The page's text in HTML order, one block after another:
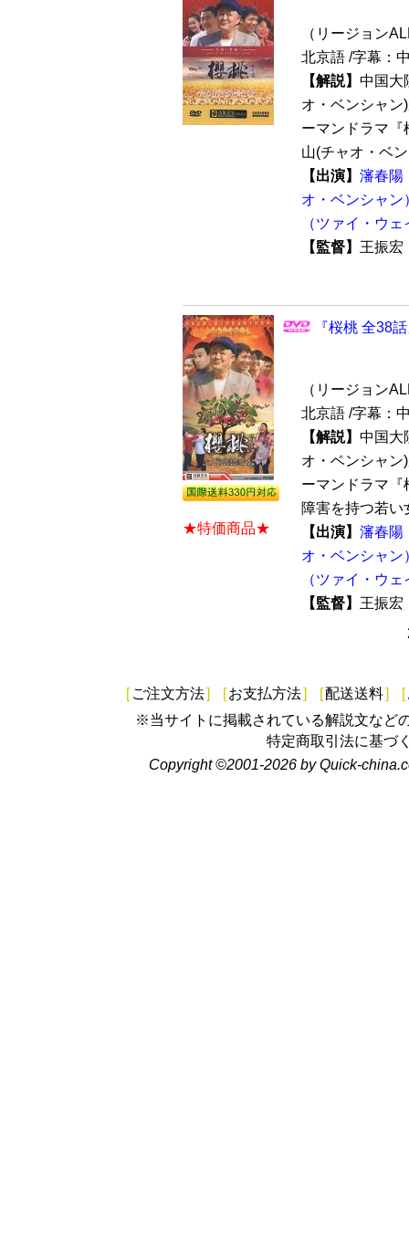
（リージョン
北京語 /字幕：
【解説】 中国大
オ・ベンシャン
ーマンドラマ『
山(チャオ・ベ
【出演】 瀋春陽
オ・ベンシャン
（ツァイ・ウ
【監督】 王振
★特価商品★
『桜桃 全38
（リージョン
北京語 /字幕：
【解説】 中国大
オ・ベンシャン
ーマンドラマ
障害を持つ若い
【出演】 瀋春陽
オ・ベンシャン
（ツァイ・ウ
【監督】 王振
[ ご注文方法] [お支払方法] [配送送料] [
※当サイトに掲載されている解説文など
特定商取引法に基づ
Copyright ©2001-2026 by Quick-